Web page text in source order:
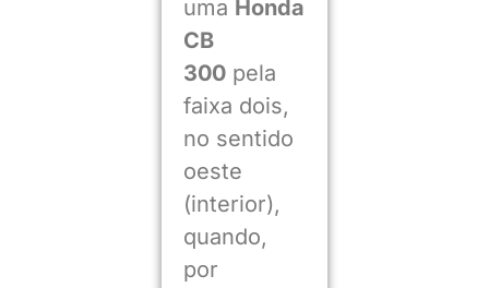
uma Honda
CB
300pela
faixa dois,
no sentido
oeste
(interior),
quando,
por